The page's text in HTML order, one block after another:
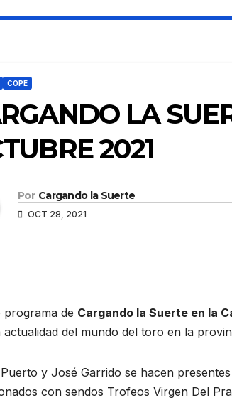
COPE
LA
2021
Por Cargando la Suerte
OCT 28, 2021
programa de Cargando la Suerte en la
actualidad del mundo del toro en la
y José Garrido se hacen
con sendos Trofeos Virgen Del